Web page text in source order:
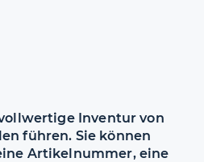
Inventur von
führen. Sie können
Artikelnummer, eine